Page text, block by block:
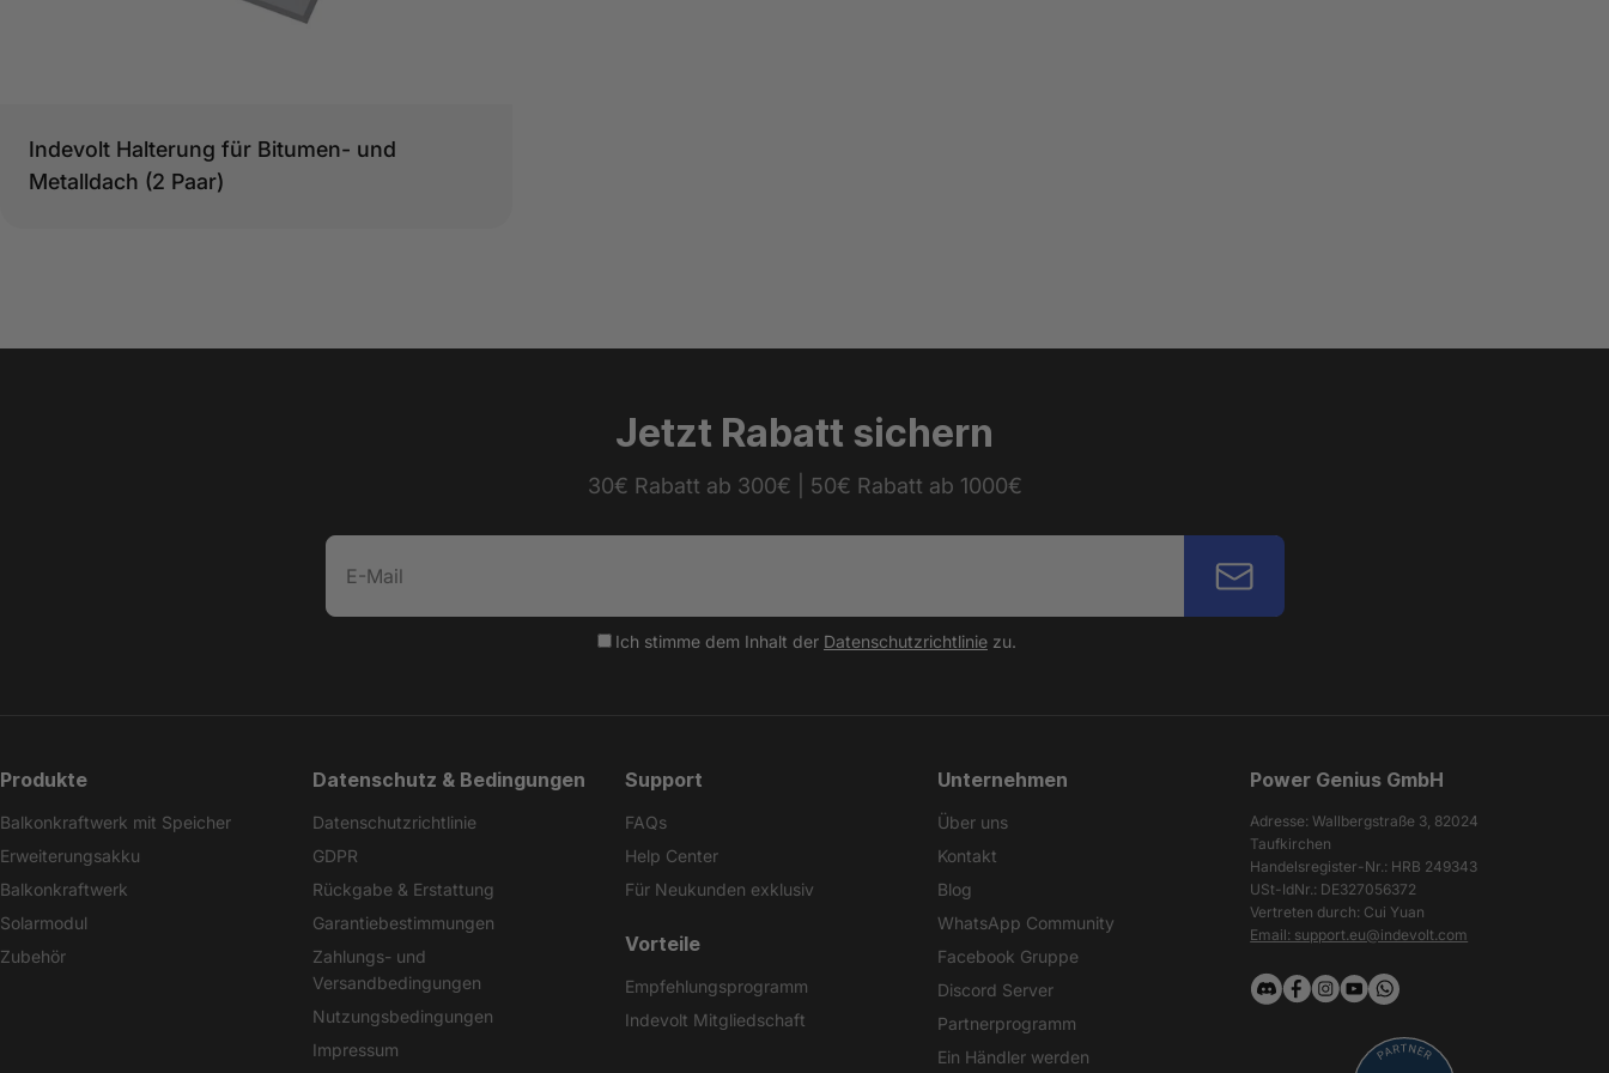
Typ:
Indevolt Halterung für Bitumen- und
Metalldach (2 Paar)
Jetzt Rabatt sichern
30€ Rabatt ab 300€ | 50€ Rabatt ab 1000€
E-
Mail
Ich stimme dem Inhalt der Datenschutzrichtlinie zu.
Produkte
Balkonkraftwerk mit Speicher
Erweiterungsakku
Balkonkraftwerk
Solarmodul
Zubehör
Datenschutz & Bedingungen
Datenschutzrichtlinie
GDPR
Rückgabe & Erstattung
Garantiebestimmungen
Zahlungs- und
Versandbedingungen
Nutzungsbedingungen
Impressum
Support
FAQs
Help Center
Für Neukunden exklusiv
Vorteile
Empfehlungsprogramm
Indevolt Mitgliedschaft
Unternehmen
Über uns
Kontakt
Blog
WhatsApp Community
Facebook Gruppe
Discord Server
Partnerprogramm
Ein Händler werden
Power Genius GmbH
Adresse: Wallbergstraße 3, 82024
Taufkirchen
Handelsregister-Nr.: HRB 249343
USt-IdNr.: DE327056372
Vertreten durch: Cui Yuan
Email: support.eu@indevolt.com
TickFacebook
Instagram
Youtube
Vimeo